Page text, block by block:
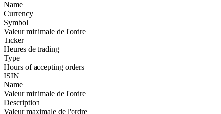
Name
Currency
Symbol
Valeur minimale de l'ordre
Ticker
Heures de trading
Type
Hours of accepting orders
ISIN
Name
Valeur minimale de l'ordre
Description
Valeur maximale de l'ordre